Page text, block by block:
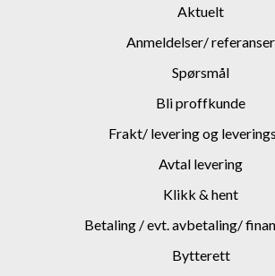
Aktuelt
Anmeldelser/ referanser
Spørsmål
Bli proffkunde
Frakt/ levering og
Avtal levering
Klikk & hent
Betaling / evt. avbetaling/
Bytterett